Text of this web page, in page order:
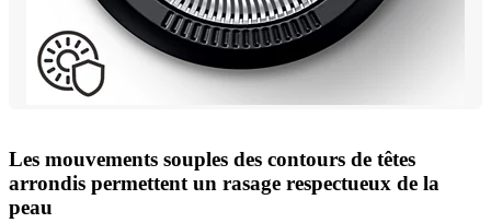
Les mouvements souples des contours de têtes
arrondis permettent un rasage respectueux de la
peau